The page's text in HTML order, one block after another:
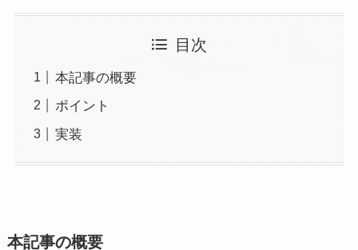
目次
本記事の概要
ポイント
実装
本記事の概要